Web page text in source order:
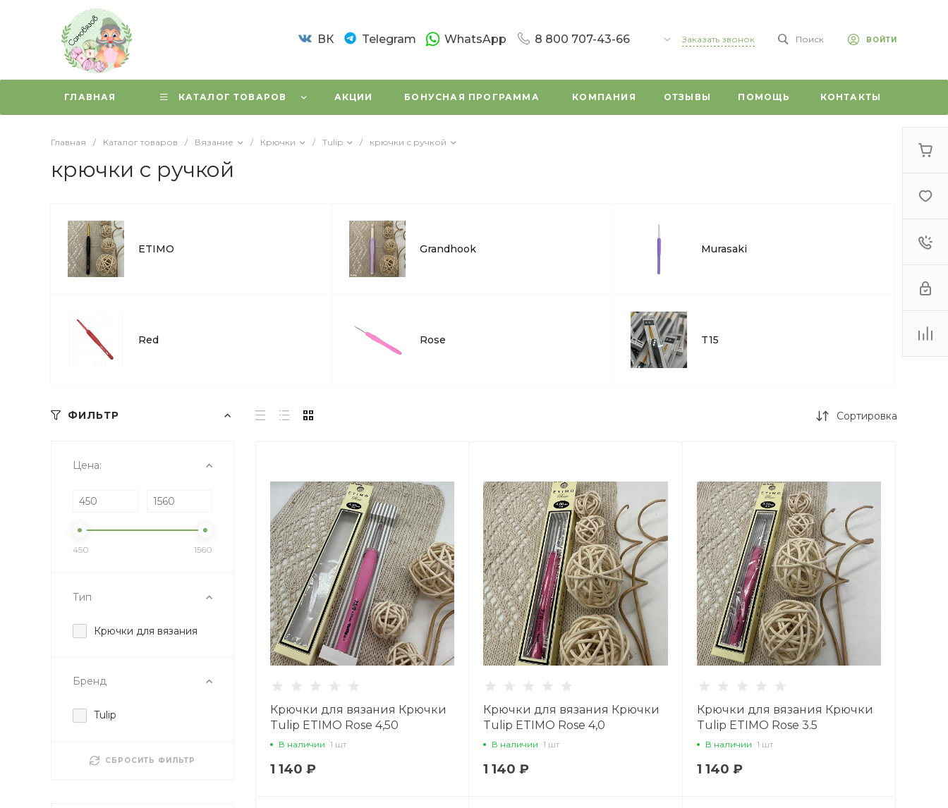
ВК Telegram WhatsApp 8 800 707-43-66
Новочеркасский пр. 59/1
Пн-Вс: 10:00 - 20:00
Заказать звонок Поиск ВОЙТИ
ГЛАВНАЯ КАТАЛОГ ТОВАРОВ АКЦИИ БОНУСНАЯ ПРОГРАММА КОМПАНИЯ ОТЗЫВЫ ПОМОЩЬ КОНТАКТЫ
Главная / Каталог товаров / Вязание / Крючки / Tulip / крючки с ручкой
крючки с ручкой
ETIMO Grandhook Murasaki
Red Rose T15
ФИЛЬТР
Цена:
450 1560
Тип
Крючки для вязания
Бренд
Tulip
СБРОСИТЬ ФИЛЬТР
Сортировка
Крючки для вязания Крючки
Tulip ETIMO Rose 4,50
В наличии 1 шт
1 140 ₽
Крючки для вязания Крючки
Tulip ETIMO Rose 4,0
В наличии 1 шт
1 140 ₽
Крючки для вязания Крючки
Tulip ETIMO Rose 3.5
В наличии 1 шт
1 140 ₽